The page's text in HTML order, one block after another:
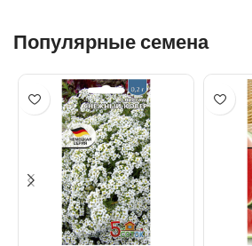
Популярные семена